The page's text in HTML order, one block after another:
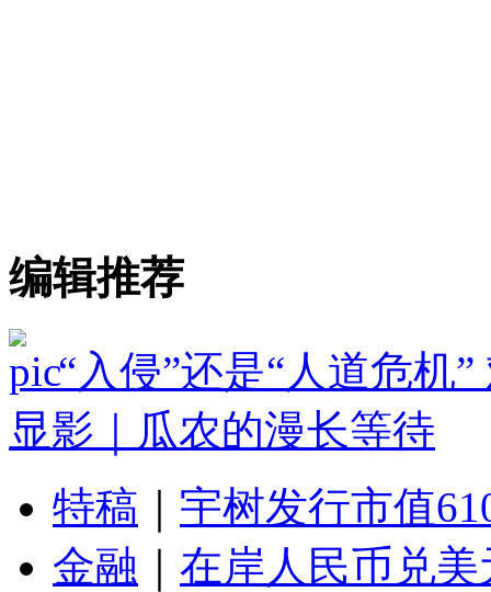
编辑推荐
“入侵”还是“人道危机
显影｜瓜农的漫长等待
特稿
宇树发行市值
金融
在岸人民币兑